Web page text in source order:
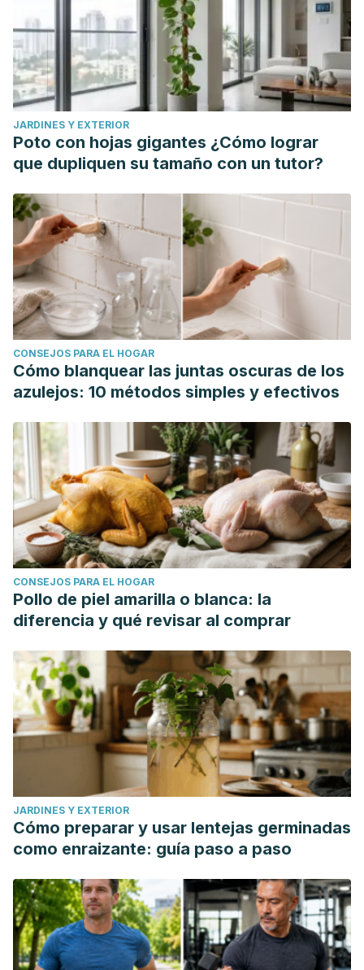
JARDINES Y EXTERIOR
Poto con hojas gigantes ¿Cómo lograr
que dupliquen su tamaño con un tutor?
CONSEJOS PARA EL HOGAR
Cómo blanquear las juntas oscuras de los
azulejos: 10 métodos simples y efectivos
CONSEJOS PARA EL HOGAR
Pollo de piel amarilla o blanca: la
diferencia y qué revisar al comprar
JARDINES Y EXTERIOR
Cómo preparar y usar lentejas germinadas
como enraizante: guía paso a paso